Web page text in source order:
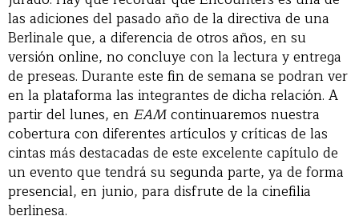
las adiciones del pasado año de la directiva de una
Berlinale que, a diferencia de otros años, en su
versión online, no concluye con la lectura y entrega
de preseas. Durante este fin de semana se podran ver
en la plataforma las integrantes de dicha relación. A
partir del lunes, en EAMcontinuaremos nuestra
cobertura con diferentes artículos y críticas de las
cintas más destacadas de este excelente capítulo de
un evento que tendrá su segunda parte, ya de forma
presencial, en junio, para disfrute de la cinefilia
berlinesa.